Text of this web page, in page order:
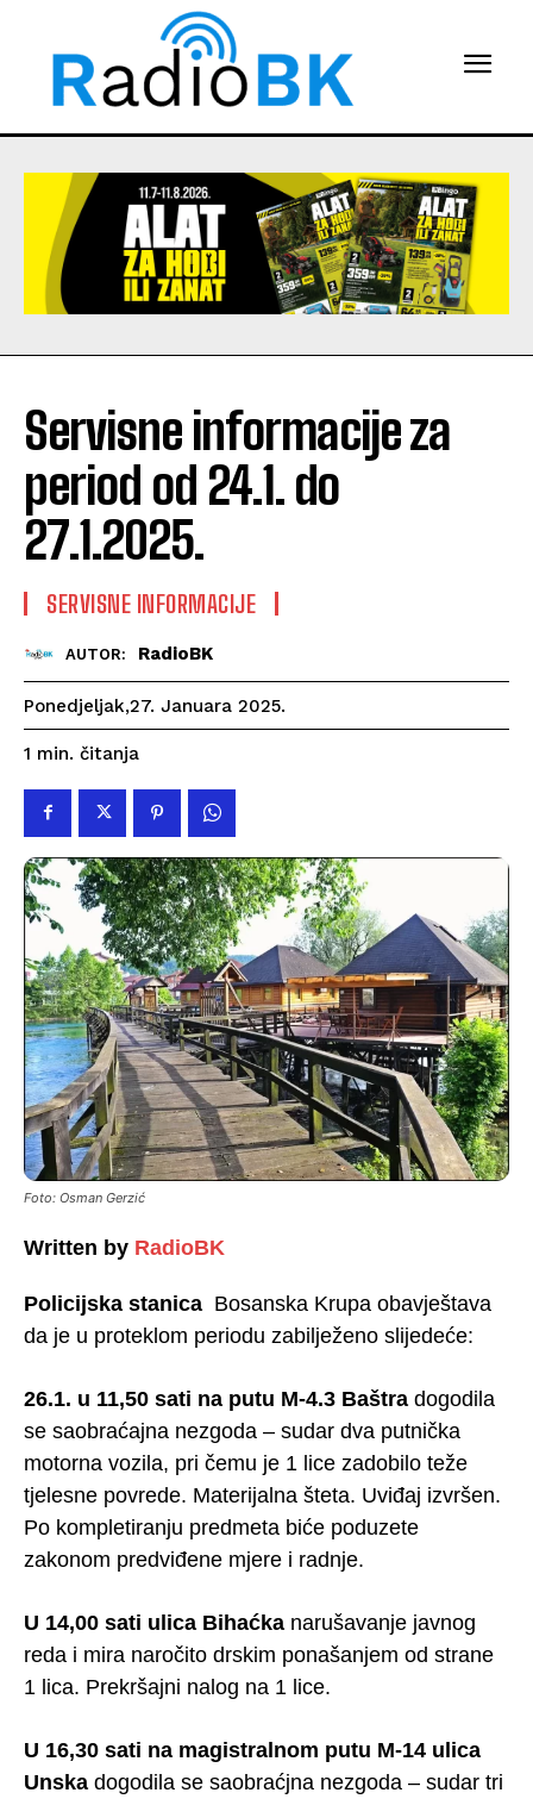
Servisne informacije za
period od 24.1. do
27.1.2025.
SERVISNE INFORMACIJE
AUTOR: RadioBK
Ponedjeljak,27. Januara 2025.
1 min. čitanja
Foto: Osman Gerzić
Written by RadioBK
Policijska stanica Bosanska Krupa obavještava
da je u proteklom periodu zabilježeno slijedeće:
26.1. u 11,50 sati na putu M-4.3 Baštra dogodila
se saobraćajna nezgoda – sudar dva putnička
motorna vozila, pri čemu je 1 lice zadobilo teže
tjelesne povrede. Materijalna šteta. Uviđaj izvršen.
Po kompletiranju predmeta biće poduzete
zakonom predviđene mjere i radnje.
U 14,00 sati ulica Bihaćka narušavanje javnog
reda i mira naročito drskim ponašanjem od strane
1 lica. Prekršajni nalog na 1 lice.
U 16,30 sati na magistralnom putu M-14 ulica
Unska dogodila se saobraćjna nezgoda – sudar tri